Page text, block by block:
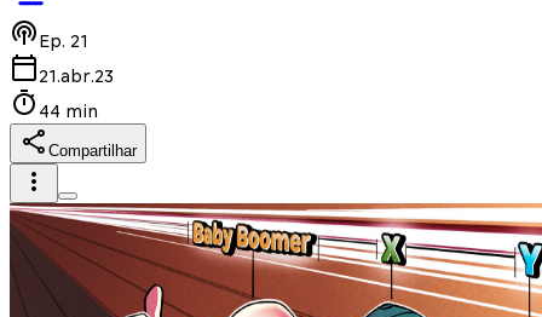
Ep. 21
21.abr.23
44 min
Compartilhar